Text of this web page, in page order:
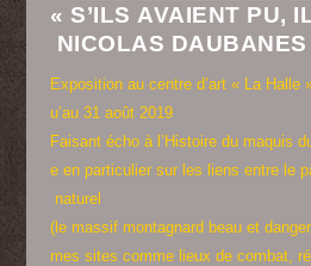
« S’ILS AVAIENT PU,
NICOLAS DAUBANES
Exposition au centre d’art « La Halle
u’au 31 août 2019
Faisant écho à l’Histoire du maquis
e en particulier sur les liens entre le
naturel
(le massif montagnard beau et
mes sites comme lieux de combat,